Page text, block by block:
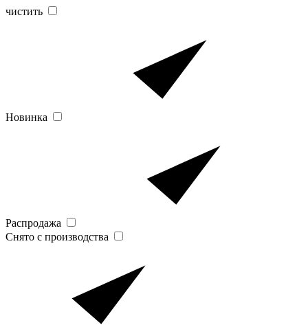
чистить
Новинка
Распродажа
Снято с производства